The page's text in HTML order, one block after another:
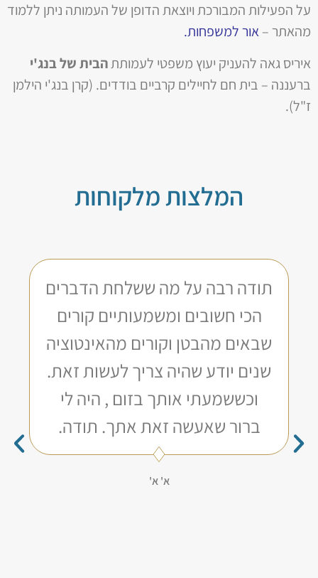
על הפעילות המבורכת ויוצאת הדופן של העמותה ניתן ללמוד
מהאתר –אור למשפחות.
איריס גאה להעניק יעוץ משפטי לעמותתהבית של בנג'י
ברעננה – בית חם לחיילים קרביים בודדים. (קרן בנג'י הילמן
ז"ל).
המלצות מלקוחות
תודה רבה על מה ששלחת הדברים
הכי חשובים ומשמעותיים קורים
שבאים מהבטן וקורים מהאינטוציה
שנים יודע שהיה צריך לעשות זאת.
וכששמעתי אותך בזום , היה לי
ברור שאעשה זאת אתך. תודה.
א' א'